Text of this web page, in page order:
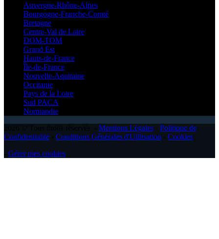
Auvergne-Rhône-Alpes
Bourgogne-Franche-Comté
Bretagne
Centre-Val de Loire
DOM-TOM
Grand Est
Hauts-de-France
Île-de-France
Nouvelle-Aquitaine
Occitanie
Pays de la Loire
Sud PACA
Normandie
Mentions Légales
Politique de
Confidentialité
Conditions Générales d'Utilisation
Cookies
Gérer mes cookies